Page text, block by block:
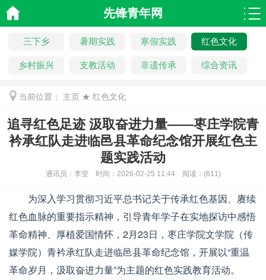
先锋青年网
三下乡 暑期实践 寒假实践 红色文化
乡村振兴 支教活动 非遗传承 综合资讯
当前位置： 主页 ★ 红色文化
追寻红色足迹 汲取奋进力量——枣庄学院青
衿承红队走进临邑县革命纪念馆开展红色主
题实践活动
通讯员： 李莹 时间： 2026-02-25 11:44 阅读： (611)
为深入学习贯彻习近平总书记关于传承红色基因、赓续
红色血脉的重要指示精神，引导青年学子在实地探访中感悟
革命精神、厚植爱国情怀，2月23日，枣庄学院文学院（传
媒学院）青衿承红队走进临邑县革命纪念馆，开展以“重温
革命岁月，汲取奋进力量”为主题的红色实践教育活动。